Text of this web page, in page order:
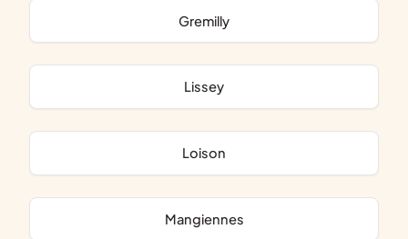
Gremilly
Lissey
Loison
Mangiennes